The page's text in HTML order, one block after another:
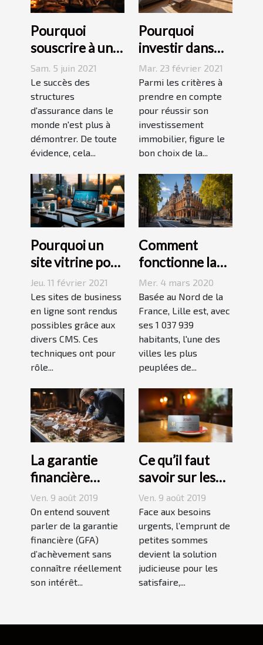
Pourquoi
souscrire à une
assurance pour
son entreprise ?
Sam. 5 juin 2021
Le succès des
structures
d'assurance dans le
monde n'est plus à
démontrer. De toute
évidence, cela...
Pourquoi
investir dans
l’immobilier
locatif à
Toulouse ?
Mar. 23 février 2021
Parmi les critères à
prendre en compte
pour réussir son
investissement
immobilier, figure le
bon choix de la...
Pourquoi un
site vitrine pour
le business ?
Jeu. 11 février 2021
Les sites de business
en ligne sont rendus
possibles grâce aux
divers CMS. Ces
techniques ont pour
rôle...
Comment
fonctionne la
loi Pinel à Lille ?
Mer. 4 mars 2020
Basée au Nord de la
France, Lille est, avec
ses 1 037 939
habitants, l'une des
villes les plus
peuplées de...
La garantie
financière
d’Achèvement :
Quels
avantages pour
un promoteur
d’immobilier ?
Ven. 9 août 2019
On entend souvent
parler de la garantie
financière (GFA)
d’achèvement sans
connaître réellement
son intérêt...
Ce qu’il faut
savoir sur les
petits crédits
rapides
Ven. 9 août 2019
Face aux besoins
urgents, l’emprunt de
petites sommes
devient la solution
judicieuse pour les
satisfaire,...